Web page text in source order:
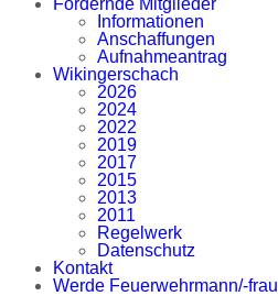
Fördernde Mitglieder
Informationen
Anschaffungen
Aufnahmeantrag
Wikingerschach
2026
2024
2022
2019
2017
2015
2013
2011
Regelwerk
Datenschutz
Kontakt
Werde Feuerwehrmann/-frau